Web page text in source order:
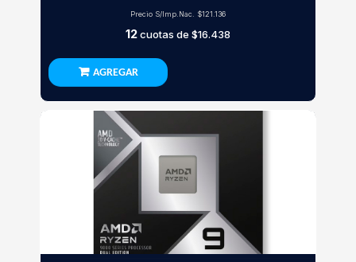
Precio S/Imp.Nac. $121.136
12cuotas de $16.438
AGREGAR